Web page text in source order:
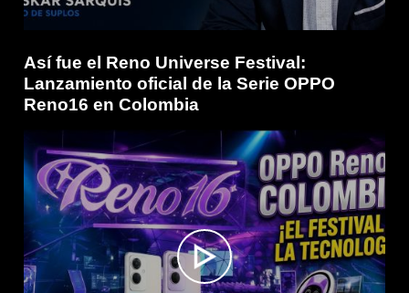
Así fue el Reno Universe Festival:
Lanzamiento oficial de la Serie OPPO
Reno16 en Colombia